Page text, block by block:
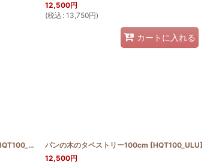
12,500円
(税込 : 13,750円)
カートに入れる
]
パンの木のタペストリー100cm [HQT100_ULU]
12,500円